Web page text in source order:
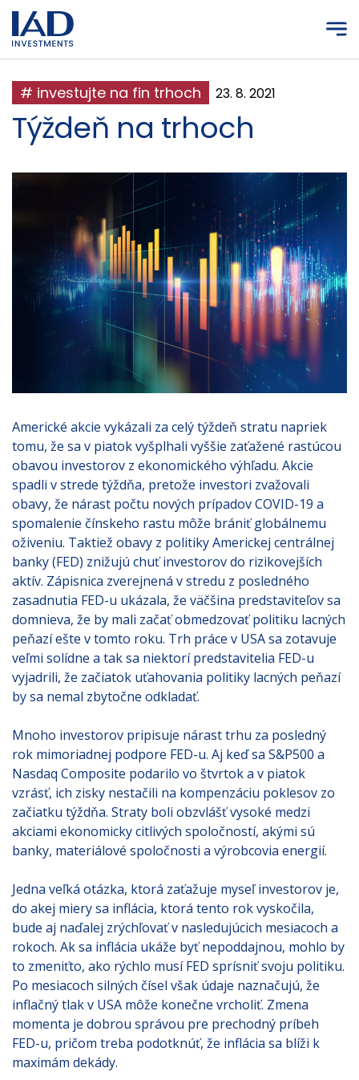
Prejsť na hlavný obsah
# investujte na fin trhoch 23. 8. 2021
Týždeň na trhoch
Americké akcie vykázali za celý týždeň stratu napriek
tomu, že sa v piatok vyšplhali vyššie zaťažené rastúcou
obavou investorov z ekonomického výhľadu. Akcie
spadli v strede týždňa, pretože investori zvažovali
obavy, že nárast počtu nových prípadov COVID-19 a
spomalenie čínskeho rastu môže brániť globálnemu
oživeniu. Taktiež obavy z politiky Americkej centrálnej
banky (FED) znižujú chuť investorov do rizikovejších
aktív. Zápisnica zverejnená v stredu z posledného
zasadnutia FED-u ukázala, že väčšina predstaviteľov sa
domnieva, že by mali začať obmedzovať politiku lacných
peňazí ešte v tomto roku. Trh práce v USA sa zotavuje
veľmi solídne a tak sa niektorí predstavitelia FED-u
vyjadrili, že začiatok uťahovania politiky lacných peňazí
by sa nemal zbytočne odkladať.
Mnoho investorov pripisuje nárast trhu za posledný
rok mimoriadnej podpore FED-u. Aj keď sa S&P500 a
Nasdaq Composite podarilo vo štvrtok a v piatok
vzrásť, ich zisky nestačili na kompenzáciu poklesov zo
začiatku týždňa. Straty boli obzvlášť vysoké medzi
akciami ekonomicky citlivých spoločností, akými sú
banky, materiálové spoločnosti a výrobcovia energií.
Jedna veľká otázka, ktorá zaťažuje myseľ investorov je,
do akej miery sa inflácia, ktorá tento rok vyskočila,
bude aj naďalej zrýchľovať v nasledujúcich mesiacoch a
rokoch. Ak sa inflácia ukáže byť nepoddajnou, mohlo by
to zmeniťto, ako rýchlo musí FED sprísniť svoju politiku.
Po mesiacoch silných čísel však údaje naznačujú, že
inflačný tlak v USA môže konečne vrcholiť. Zmena
momenta je dobrou správou pre prechodný príbeh
FED-u, pričom treba podotknúť, že inflácia sa blíži k
maximám dekády.